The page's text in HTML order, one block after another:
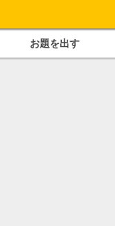
お題を出す